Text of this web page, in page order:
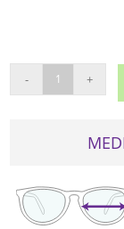
MICHAEL
KORS
- +